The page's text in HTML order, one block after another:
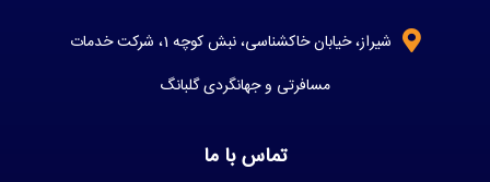
شیراز، خیابان خاکشناسی، نبش کوچه 1، شرکت خدمات
مسافرتی و جهانگردی گلبانگ
تماس با ما